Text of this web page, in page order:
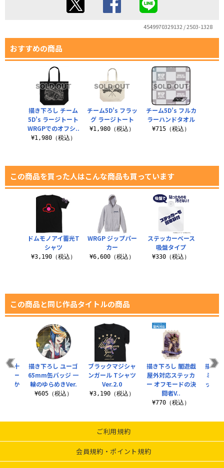
4549970329132 / 2503-1328
おすすめの商品
チーム5D’s フラッ
グ ラージトート
¥1,980（税込）
チーム5D’s フルカ
ラーハンドタオル
¥715（税込）
描き下ろし チーム
5D’s ラージトート
WRGPでのオフシ..
¥1,980（税込）
この商品を買った人はこんな商品も買っています
WRGP ジップパー
カー
¥6,600（税込）
ステッカーベース
吸盤タイプ
¥330（税込）
ドムモノアイ蓄光T
シャツ
¥3,190（税込）
この商品と同じ作品タイトルの商品
ブラックマジシャ
ンガール Tシャツ
Ver.2.0
¥3,190（税込）
描き下ろし 闇遊戯
屋外対応ステッカ
ー オフモードの決
闘者V..
¥770（税込）
描き
ミニ
ット
城十
カー
向か
描き下ろし ユーゴ
65mm缶バッジ 一
輪のゆらめきVer.
¥605（税込）
ご利用規約
会員規約・ポイント規約